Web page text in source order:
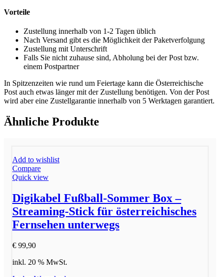
Vorteile
Zustellung innerhalb von 1-2 Tagen üblich
Nach Versand gibt es die Möglichkeit der Paketverfolgung
Zustellung mit Unterschrift
Falls Sie nicht zuhause sind, Abholung bei der Post bzw.
einem Postpartner
In Spitzenzeiten wie rund um Feiertage kann die Österreichische
Post auch etwas länger mit der Zustellung benötigen. Von der Post
wird aber eine Zustellgarantie innerhalb von 5 Werktagen garantiert.
Ähnliche Produkte
Add to wishlist
Compare
Quick view
Digikabel Fußball-Sommer Box –
Streaming-Stick für österreichisches
Fernsehen unterwegs
€ 99,90
inkl. 20 % MwSt.